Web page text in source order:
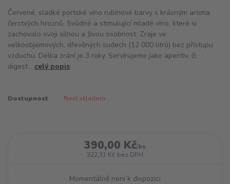
Červené, sladké portské víno rubínové barvy s krásným aroma
čerstvých hroznů. Svůdné a stimulující mladé víno, které si
zachovalo svoji silnou a živou osobnost. Zraje ve
velkoobjemových, dřevěných sudech (12 000 litrů) bez přístupu
vzduchu. Délka zrání je 3 roky. Servírujeme jako aperitiv, či
digest... celý popis
Dostupnost Není skladem
390,00 Kč/ks
322,31 Kč bez DPH
Momentálně není k dispozici